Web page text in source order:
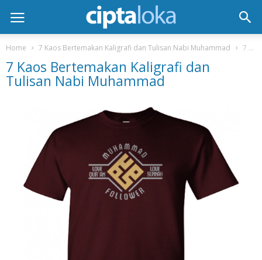
Home 7 Kaos Bertemakan Kaligrafi dan Tulisan Nabi Muhammad 7 Kaos Bertemakan Kaligrafi dan Tulisan Nabi Muhammad
7 Kaos Bertemakan Kaligrafi dan
Tulisan Nabi Muhammad